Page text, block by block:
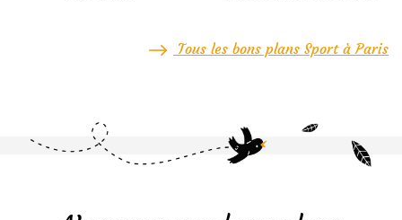
Tous les bons plans Sport à Paris